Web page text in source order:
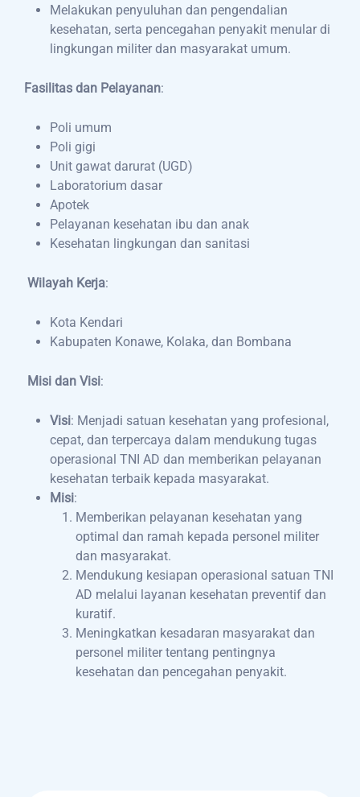
Melakukan penyuluhan dan pengendalian
kesehatan, serta pencegahan penyakit menular di
lingkungan militer dan masyarakat umum.
Fasilitas dan Pelayanan:
Poli umum
Poli gigi
Unit gawat darurat (UGD)
Laboratorium dasar
Apotek
Pelayanan kesehatan ibu dan anak
Kesehatan lingkungan dan sanitasi
Wilayah Kerja:
Kota Kendari
Kabupaten Konawe, Kolaka, dan Bombana
Misi dan Visi:
Visi: Menjadi satuan kesehatan yang profesional,
cepat, dan terpercaya dalam mendukung tugas
operasional TNI AD dan memberikan pelayanan
kesehatan terbaik kepada masyarakat.
Misi:
Memberikan pelayanan kesehatan yang
optimal dan ramah kepada personel militer
dan masyarakat.
Mendukung kesiapan operasional satuan TNI
AD melalui layanan kesehatan preventif dan
kuratif.
Meningkatkan kesadaran masyarakat dan
personel militer tentang pentingnya
kesehatan dan pencegahan penyakit.